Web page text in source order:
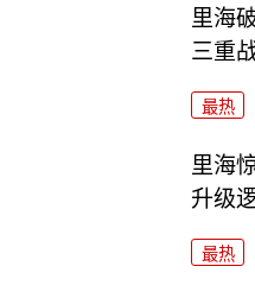
里海
三重
最热
里海
升级
最热